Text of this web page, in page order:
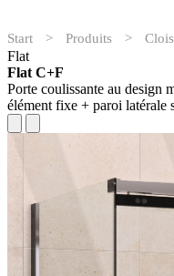
Start > Produits >
Flat
Flat C+F
Porte coulissante au design
élément fixe + paroi latérale